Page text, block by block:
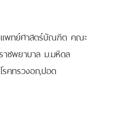
ทย์ศาสตร์บัณฑิต คณะ
ชพยาบาล ม.มหิดล
คทรวงอก,ปอด